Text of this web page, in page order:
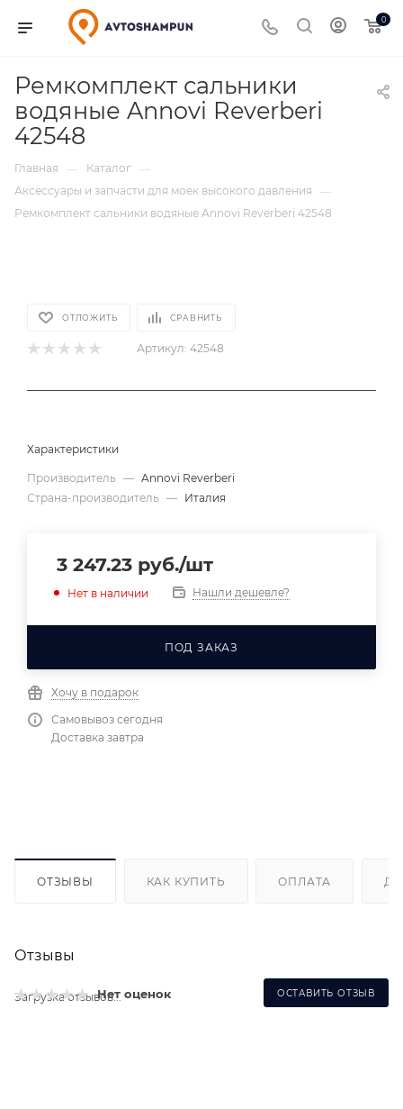
0
Ремкомплект сальники
водяные Annovi Reverberi
42548
Главная — Каталог —
Аксессуары и запчасти для моек высокого давления
—
Ремкомплект сальники водяные Annovi Reverberi 42548
ОТЛОЖИТЬ СРАВНИТЬ
Артикул: 42548
Характеристики
Производитель — Annovi Reverberi
Страна-производитель — Италия
3 247.23 руб./шт
Нет в наличии Нашли дешевле?
ПОД ЗАКАЗ
Хочу в подарок
Самовывоз сегодня
Доставка завтра
ОТЗЫВЫ КАК КУПИТЬ ОПЛАТА
Отзывы
Нет оценок ОСТАВИТЬ ОТЗЫВ
Загрузка отзывов...